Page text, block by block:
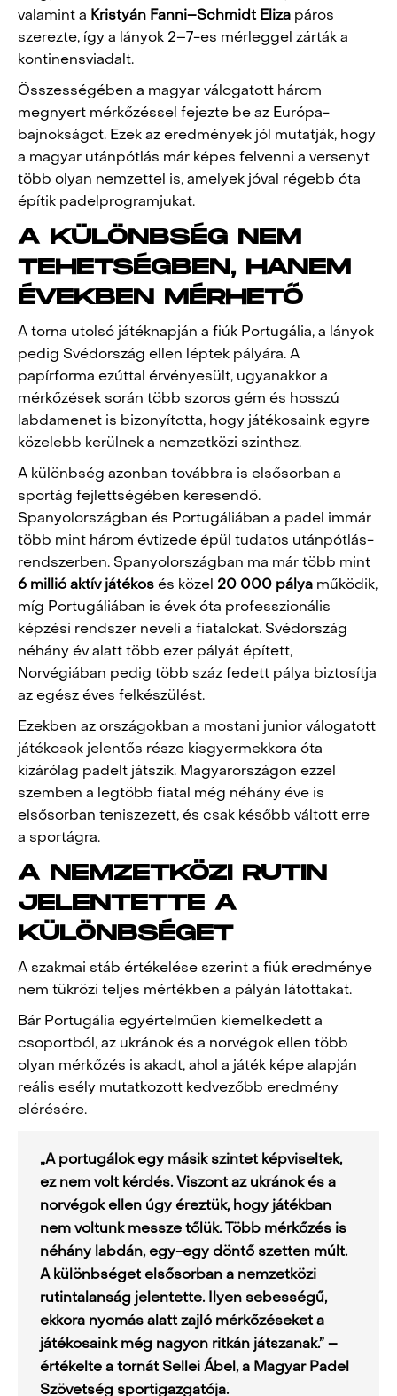
valamint a Kristyán Fanni–Schmidt Eliza páros
szerezte, így a lányok 2–7-es mérleggel zárták a
kontinensviadalt.
Összességében a magyar válogatott három
megnyert mérkőzéssel fejezte be az Európa-
bajnokságot. Ezek az eredmények jól mutatják, hogy
a magyar utánpótlás már képes felvenni a versenyt
több olyan nemzettel is, amelyek jóval régebb óta
építik padelprogramjukat.
A KÜLÖNBSÉG NEM
TEHETSÉGBEN, HANEM
ÉVEKBEN MÉRHETŐ
A torna utolsó játéknapján a fiúk Portugália, a lányok
pedig Svédország ellen léptek pályára. A
papírforma ezúttal érvényesült, ugyanakkor a
mérkőzések során több szoros gém és hosszú
labdamenet is bizonyította, hogy játékosaink egyre
közelebb kerülnek a nemzetközi szinthez.
A különbség azonban továbbra is elsősorban a
sportág fejlettségében keresendő.
Spanyolországban és Portugáliában a padel immár
több mint három évtizede épül tudatos utánpótlás-
rendszerben. Spanyolországban ma már több mint
6 millió aktív játékos és közel 20 000 pálya működik,
míg Portugáliában is évek óta professzionális
képzési rendszer neveli a fiatalokat. Svédország
néhány év alatt több ezer pályát épített,
Norvégiában pedig több száz fedett pálya biztosítja
az egész éves felkészülést.
Ezekben az országokban a mostani junior válogatott
játékosok jelentős része kisgyermekkora óta
kizárólag padelt játszik. Magyarországon ezzel
szemben a legtöbb fiatal még néhány éve is
elsősorban teniszezett, és csak később váltott erre
a sportágra.
A NEMZETKÖZI RUTIN
JELENTETTE A
KÜLÖNBSÉGET
A szakmai stáb értékelése szerint a fiúk eredménye
nem tükrözi teljes mértékben a pályán látottakat.
Bár Portugália egyértelműen kiemelkedett a
csoportból, az ukránok és a norvégok ellen több
olyan mérkőzés is akadt, ahol a játék képe alapján
reális esély mutatkozott kedvezőbb eredmény
elérésére.
„A portugálok egy másik szintet képviseltek,
ez nem volt kérdés. Viszont az ukránok és a
norvégok ellen úgy éreztük, hogy játékban
nem voltunk messze tőlük. Több mérkőzés is
néhány labdán, egy-egy döntő szetten múlt.
A különbséget elsősorban a nemzetközi
rutintalanság jelentette. Ilyen sebességű,
ekkora nyomás alatt zajló mérkőzéseket a
játékosaink még nagyon ritkán játszanak.” –
értékelte a tornát Sellei Ábel , a Magyar Padel
Szövetség sportigazgatója.